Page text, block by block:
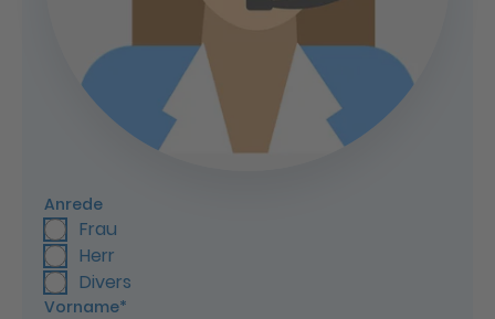
Anrede
Anrede
Frau
Herr
Divers
Vorname